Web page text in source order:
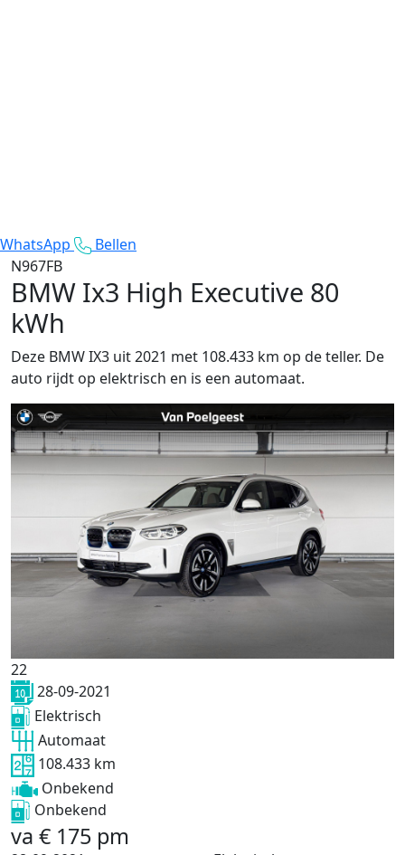
WhatsApp
Bellen
N967FB
BMW Ix3 High Executive 80
kWh
Deze BMW IX3 uit 2021 met 108.433 km op de teller. De
auto rijdt op elektrisch en is een automaat.
22
28-09-2021
Elektrisch
Automaat
108.433 km
Onbekend
Onbekend
va € 175 pm